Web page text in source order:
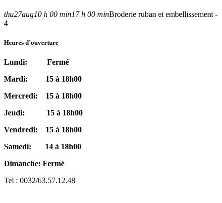
thu27aug10 h 00 min17 h 00 minBroderie ruban et embellissement -
4
Heures d’ouverture
Lundi: Fermé
Mardi: 15 à 18h00
Mercredi: 15 à 18h00
Jeudi: 15 à 18h00
Vendredi: 15 à 18h00
Samedi: 14 à 18h00
Dimanche: Fermé
Tel : 0032/63.57.12.48